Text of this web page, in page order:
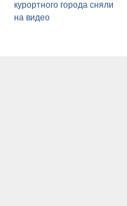
курортного города сняли
на видео